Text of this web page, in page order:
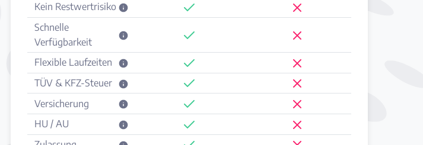
Kein Restwertrisiko
Schnelle
Verfügbarkeit
Flexible Laufzeiten
TÜV & KFZ-Steuer
Versicherung
HU / AU